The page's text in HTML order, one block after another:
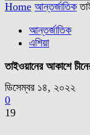
Home আন্তর্জাতিক
আন্তর্জাতিক
এশিয়া
তাইওয়ানের আকাশে
ডিসেম্বর ১৪, ২০২২
0
19